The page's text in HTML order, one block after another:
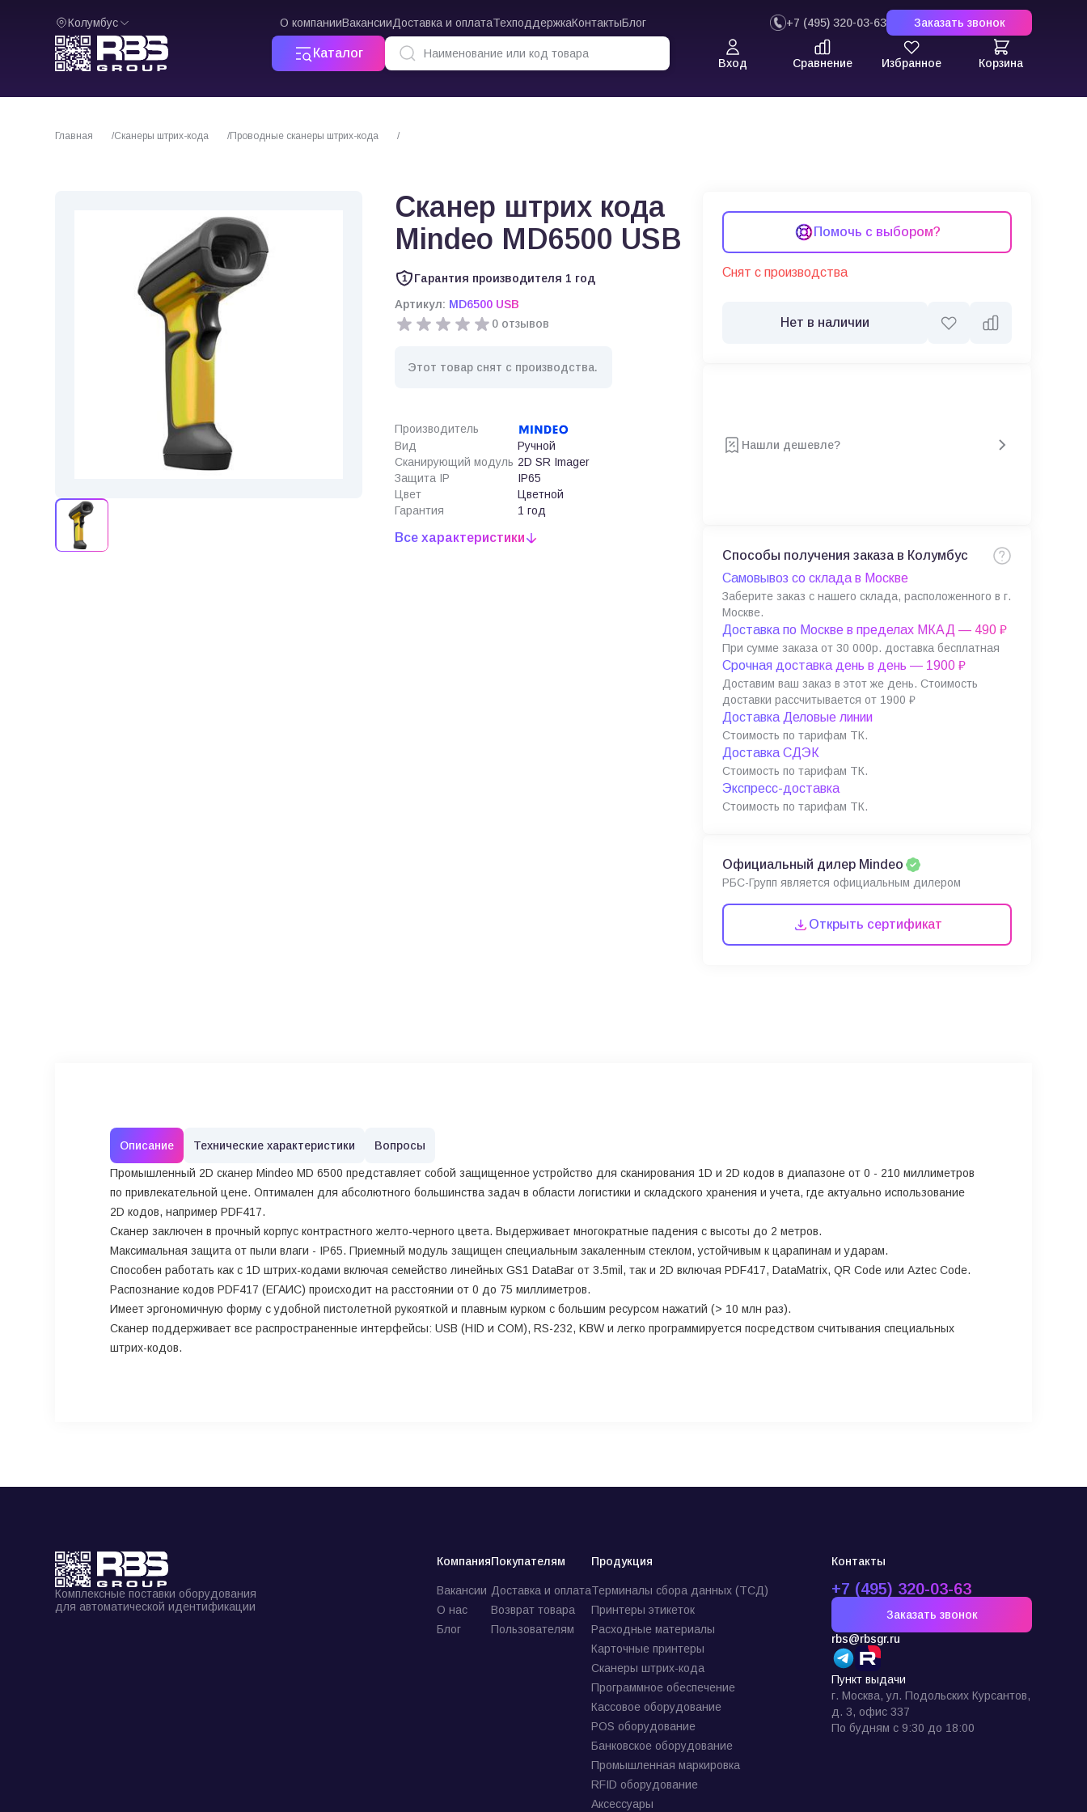
Колумбус О компанииВакансииДоставка и оплатаТехподдержкаКонтактыБлог +7 (495) 320-03-63 Заказать звонок
Каталог
Вход Сравнение Избранное Корзина
Главная Сканеры штрих-кода Проводные сканеры штрих-кода Сканер штрих кода Mindeo MD6500 USB
Сканер штрих кода
Mindeo MD6500 USB
Гарантия производителя 1 год
Артикул: MD6500 USB
0 отзывов
Этот товар снят с производства.
Производитель
Вид
Ручной
Сканирующий модуль 2D SR Imager
Защита IP
IP65
Цвет
Цветной
Гарантия
1 год
Все характеристики
Помочь с выбором?
Снят с производства
Нет в наличии
Нашли дешевле?
Способы получения заказа в Колумбус
Самовывоз со склада в Москве
Заберите заказ с нашего склада, расположенного в г.
Москве.
Доставка по Москве в пределах МКАД — 490 ₽
При сумме заказа от 30 000р. доставка бесплатная
Срочная доставка день в день — 1900 ₽
Доставим ваш заказ в этот же день. Стоимость
доставки рассчитывается от 1900 ₽
Доставка Деловые линии
Стоимость по тарифам ТК.
Доставка СДЭК
Стоимость по тарифам ТК.
Экспресс-доставка
Стоимость по тарифам ТК.
Официальный дилер Mindeo
РБС-Групп является официальным дилером
Открыть сертификат
Описание Технические характеристики Вопросы
Промышленный 2D сканер Mindeo MD 6500 представляет собой защищенное устройство для сканирования 1D и 2D кодов в диапазоне от 0 - 210 миллиметров
по привлекательной цене. Оптимален для абсолютного большинства задач в области логистики и складского хранения и учета, где актуально использование
2D кодов, например PDF417.
Сканер заключен в прочный корпус контрастного желто-черного цвета. Выдерживает многократные падения с высоты до 2 метров.
Максимальная защита от пыли влаги - IP65. Приемный модуль защищен специальным закаленным стеклом, устойчивым к царапинам и ударам.
Способен работать как с 1D штрих-кодами включая семейство линейных GS1 DataBar от 3.5mil, так и 2D включая PDF417, DataMatrix, QR Code или Aztec Code.
Распознание кодов PDF417 (ЕГАИС) происходит на расстоянии от 0 до 75 миллиметров.
Имеет эргономичную форму с удобной пистолетной рукояткой и плавным курком с большим ресурсом нажатий (> 10 млн раз).
Сканер поддерживает все распространенные интерфейсы: USB (HID и COM), RS-232, KBW и легко программируется посредством считывания специальных
штрих-кодов.
Комплексные поставки оборудования
для автоматической идентификации
Компания
Вакансии
О нас
Блог
Покупателям
Доставка и оплата
Возврат товара
Пользователям
Продукция
Терминалы сбора данных (ТСД)
Принтеры этикеток
Расходные материалы
Карточные принтеры
Сканеры штрих-кода
Программное обеспечение
Кассовое оборудование
POS оборудование
Банковское оборудование
Промышленная маркировка
RFID оборудование
Аксессуары
Контакты
+7 (495) 320-03-63
Заказать звонок
rbs@rbsgr.ru
Пункт выдачи
г. Москва, ул. Подольских Курсантов,
д. 3, офис 337
По будням с 9:30 до 18:00